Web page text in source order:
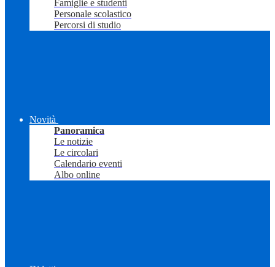
Famiglie e studenti
Personale scolastico
Percorsi di studio
Novità
Panoramica
Le notizie
Le circolari
Calendario eventi
Albo online